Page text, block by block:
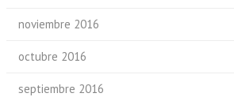
noviembre 2016
octubre 2016
septiembre 2016